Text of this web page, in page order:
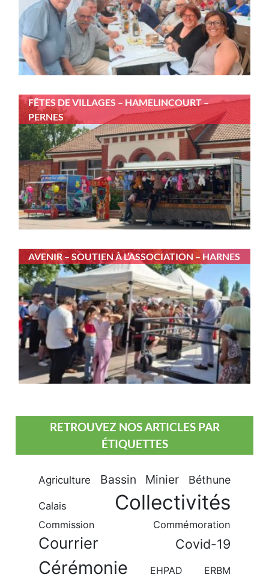
FÊTES DE VILLAGES – HAMELINCOURT –
PERNES
AVENIR – SOUTIEN À L’ASSOCIATION – HARNES
RETROUVEZ NOS ARTICLES PAR
ÉTIQUETTES
Agriculture Bassin Minier Béthune
Calais Collectivités
Commission Commémoration
Courrier Covid-19
Cérémonie EHPAD ERBM